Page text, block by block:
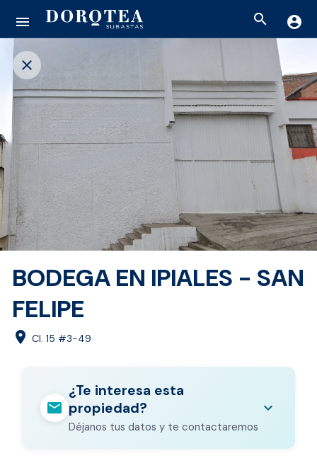
menu search account_circle
close
BODEGA EN IPIALES - SAN
FELIPE
location_on Cl. 15 #3-49
mail
¿Te interesa esta
propiedad?
Déjanos tus datos y te contactaremos
expand_more